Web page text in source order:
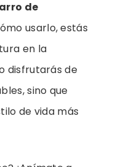
de
usarlo, estás
en la
disfrutarás de
sino que
de vida más